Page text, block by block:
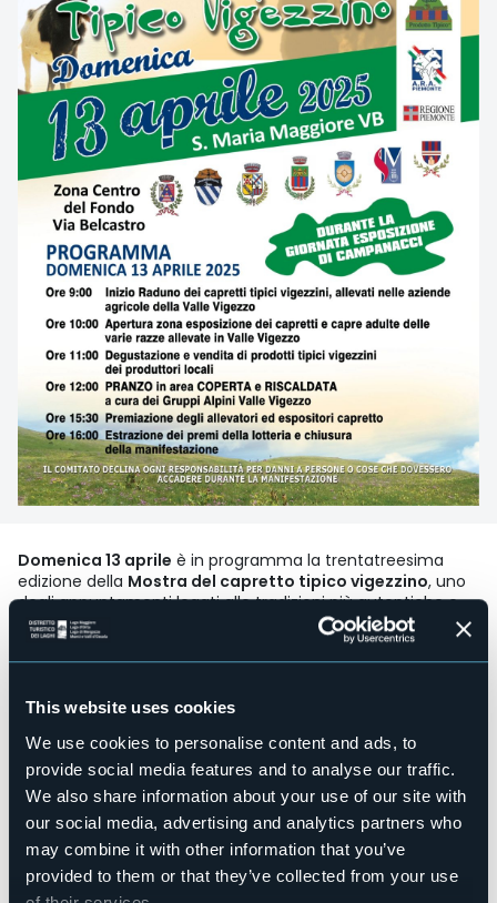
This website uses cookies
We use cookies to personalise content and ads, to
provide social media features and to analyse our traffic.
We also share information about your use of our site with
our social media, advertising and analytics partners who
may combine it with other information that you’ve
provided to them or that they’ve collected from your use
Domenica 13 aprile è in programma la trentatreesima
edizione della Mostra del capretto tipico vigezzino, uno
degli appuntamenti legati alle tradizioni più autentiche e
genuine delle Alpi, organizzata come di consueto la
Domenica delle Palme dall’Associazione Agricoltori ed
Allevatori Valle Vigezzopresso l’area del Centro del Fondo in
ore 9.00 inizio raduno dei capretti tipici vigezzini,
allevati nelle aziende agricole della Valle Vigezzo;
ore 10.00 apertura zona esposizione dei capretti e
delle capre adulte di varie razze allevate in Valle
Vigezzo;
ore 11.00 degustazione e vendita di prodotti tipici
vigezzini dei produttori locali;